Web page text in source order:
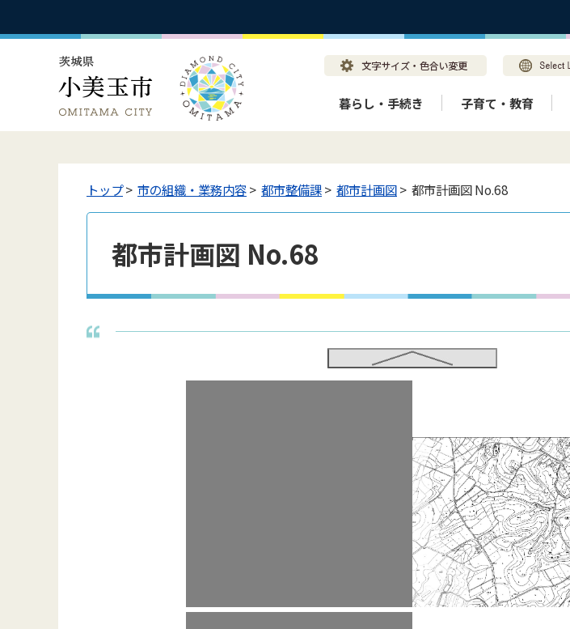
暮らし・手続き 子育て・教育
トップ> 市の組織・業務内容> 都市整備課> 都市計画図> 都市計画図 No.68
都市計画図 No.68